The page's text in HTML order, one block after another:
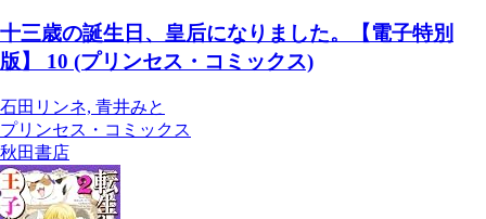
十三歳の誕生日、皇后になりました。【電子特別
版】 10 (プリンセス・コミックス)
石田リンネ, 青井みと
プリンセス・コミックス
秋田書店